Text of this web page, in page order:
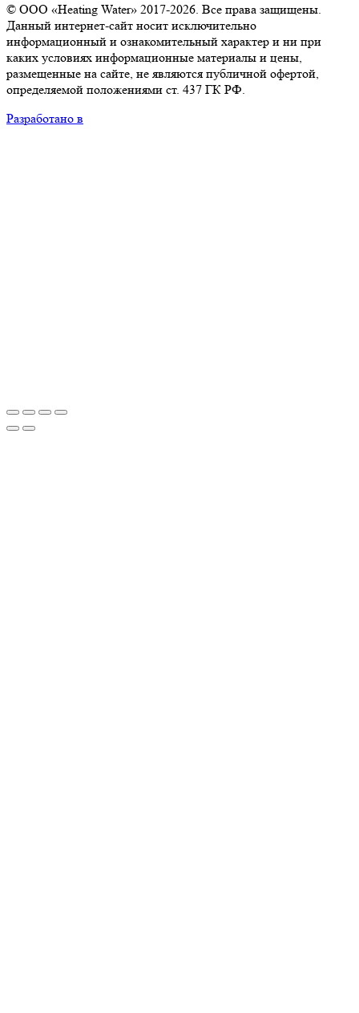
© ООО «Heating Water» 2017-2026. Все права защищены.
Данный интернет-сайт носит исключительно
информационный и ознакомительный характер и ни при
каких условиях информационные материалы и цены,
размещенные на сайте, не являются публичной офертой,
определяемой положениями ст. 437 ГК РФ.
Разработано в